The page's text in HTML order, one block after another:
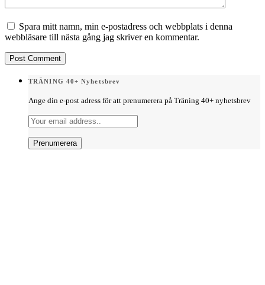
Spara mitt namn, min e-postadress och webbplats i denna
webbläsare till nästa gång jag skriver en kommentar.
TRÄNING 40+ Nyhetsbrev
Ange din e-post adress för att prenumerera på Träning 40+ nyhetsbrev